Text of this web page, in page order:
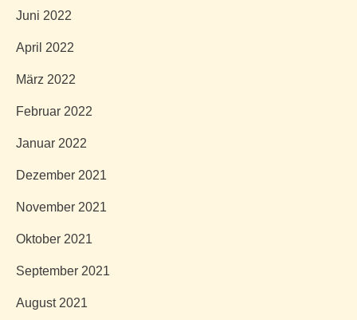
Juni 2022
April 2022
März 2022
Februar 2022
Januar 2022
Dezember 2021
November 2021
Oktober 2021
September 2021
August 2021